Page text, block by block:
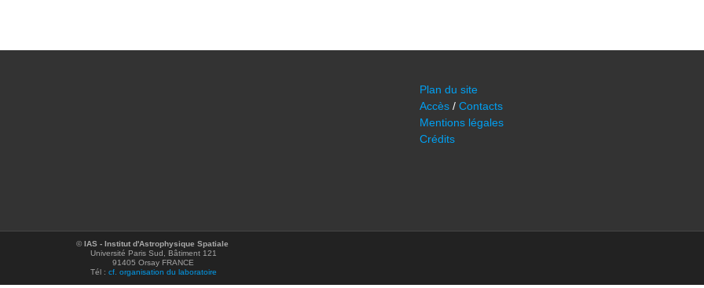
Plan du site
Accès / Contacts
Mentions légales
Crédits
©IAS - Institut d'Astrophysique Spatiale
Université Paris Sud, Bâtiment 121
91405 Orsay FRANCE
Tél : cf. organisation du laboratoire